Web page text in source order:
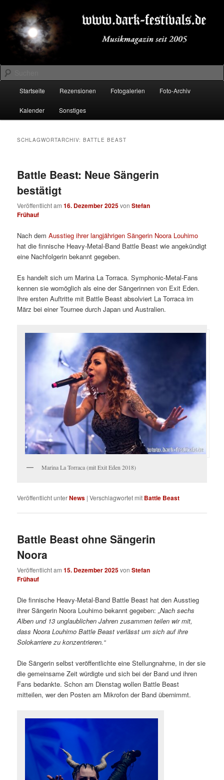
primären
Inhalt
springen
sekundären
Inhalt
springenDARK-FESTIVALS.DE
Suchen
Startseite Rezensionen Fotogalerien Foto-Archiv
Kalender Sonstiges
SCHLAGWORTARCHIV:BATTLE BEAST
Battle Beast: Neue Sängerin
bestätigt
Veröffentlicht am16. Dezember 2025vonStefan
Frühauf
Nach demAusstieg ihrer langjährigen Sängerin Noora Louhimo
hat die finnische Heavy-Metal-Band Battle Beast wie angekündigt
eine Nachfolgerin bekannt gegeben.
Es handelt sich um Marina La Torraca. Symphonic-Metal-Fans
kennen sie womöglich als eine der Sängerinnen von Exit Eden.
Ihre ersten Auftritte mit Battle Beast absolviert La Torraca im
März bei einer Tournee durch Japan und Australien.
Marina La Torraca (mit Exit Eden 2018)
Veröffentlicht unterNews |Verschlagwortet mit Battle Beast
Battle Beast ohne Sängerin
Noora
Veröffentlicht am15. Dezember 2025vonStefan
Frühauf
Die finnische Heavy-Metal-Band Battle Beast hat den Ausstieg
ihrer Sängerin Noora Louhimo bekannt gegeben:„Nach sechs
Alben und 13 unglaublichen Jahren zusammen teilen wir mit,
dass Noora Louhimo Battle Beast verlässt um sich auf ihre
Solokarriere zu konzentrieren.“
Die Sängerin selbst veröffentlichte eine Stellungnahme, in der sie
die gemeinsame Zeit würdigte und sich bei der Band und ihren
Fans bedankte. Schon am Dienstag wollen Battle Beast
mitteilen, wer den Posten am Mikrofon der Band übernimmt.